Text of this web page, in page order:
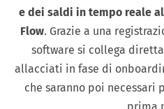
e dei saldi in tempo reale
Flow. Grazie a una
software si collega
allacciati in fase di
che saranno poi